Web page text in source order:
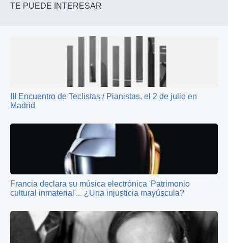
TE PUEDE INTERESAR
III Encuentro de Teclistas / Pianistas, el 2 de julio en
Madrid
Francia declara su música electrónica 'Patrimonio
cultural inmaterial'... ¿Una injusticia mayúscula?